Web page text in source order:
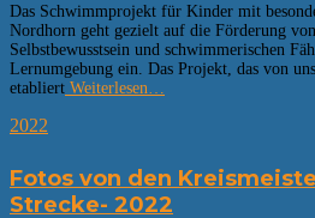
Das Schwimmprojekt für Kinder mit
Nordhorn geht gezielt auf die Förderung
Selbstbewusstsein und schwimmerischen
Lernumgebung ein. Das Projekt, das von
etabliert Weiterlesen…
2022
Fotos von den
Strecke- 2022